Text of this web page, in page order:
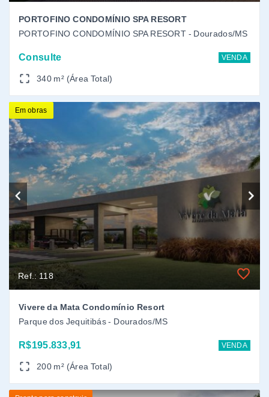
Ref.: 118
Vivere da Mata Condomínio Resort
Parque dos Jequitibás - Dourados/MS
R$195.833,91 VENDA
200 m² (Área Total)
Pronto para construir
Ref.: 138